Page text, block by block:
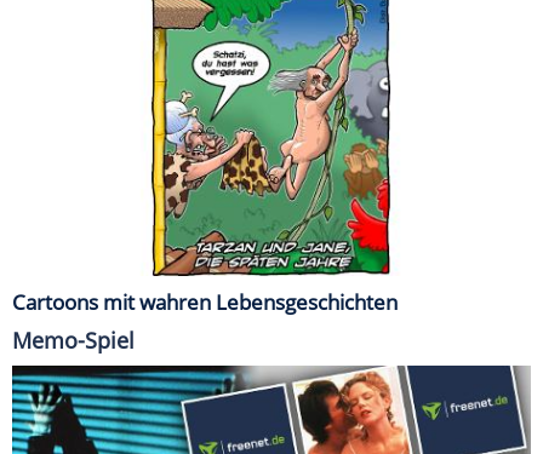
Cartoons mit wahren Lebensgeschichten
Memo-Spiel